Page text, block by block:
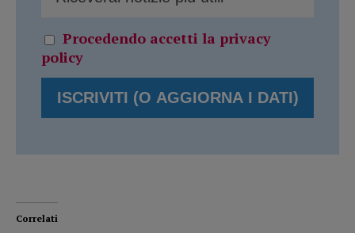
Procedendo accetti la privacy
policy
Correlati